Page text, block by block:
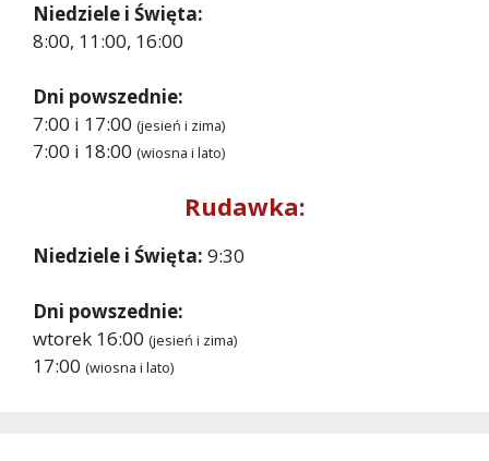
Niedziele i Święta:
8:00, 11:00, 16:00
Dni powszednie:
7:00 i 17:00 (jesień i zima)
7:00 i 18:00 (wiosna i lato)
Rudawka:
Niedziele i Święta: 9:30
Dni powszednie:
wtorek 16:00 (jesień i zima)
17:00 (wiosna i lato)